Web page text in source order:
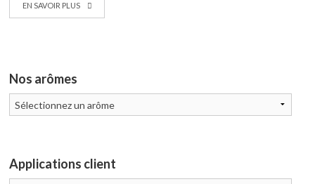
EN SAVOIR PLUS
Nos arômes
Applications client